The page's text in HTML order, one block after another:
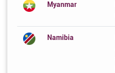
Myanmar
Namibia